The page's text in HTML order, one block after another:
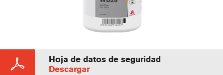
Hoja de datos de seguridad
Descargar